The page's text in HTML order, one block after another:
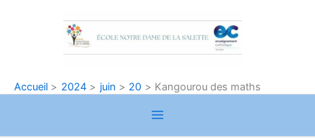
Accueil 2024 juin 20 Kangourou des maths